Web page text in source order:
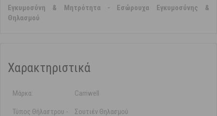
Εγκυμοσύνη & Μητρότητα - Εσώρουχα Εγκυμοσύνης &
Θηλασμού
Χαρακτηριστικά
Μάρκα: Carriwell
Τύπος Θήλαστρου -
Σουτιέν Θηλασμού